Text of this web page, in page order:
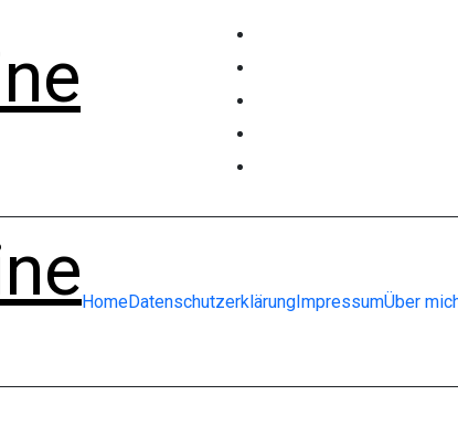
HomeDatenschutzerklärungImpressumÜber